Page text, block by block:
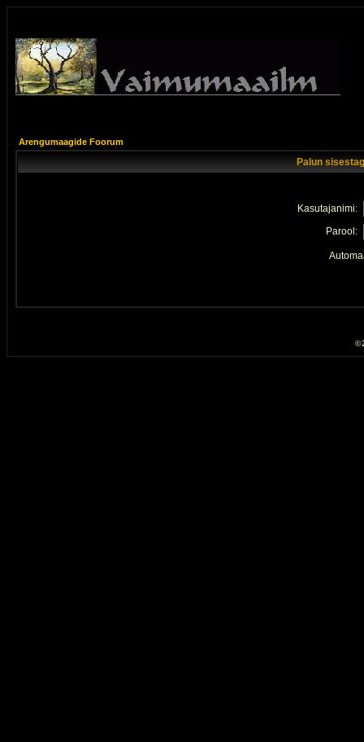
Arengumaagide Foorum
Palun
Kasutajanimi:
Parool:
©